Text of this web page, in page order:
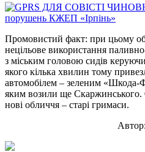
Промовистий факт: при цьому
нецільове використання
з міським головою сидів
якого кілька хвилин тому
автомобілем – зеленим
яким возили ще
нові обличчя – старі гримаси.
Автор: